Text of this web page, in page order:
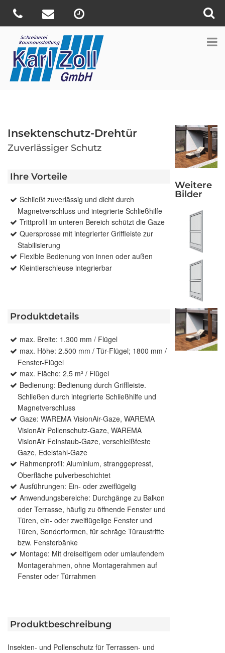
Insektenschutz-Drehtür
Zuverlässiger Schutz
Ihre Vorteile
Schließt zuverlässig und dicht durch
Magnetverschluss und integrierte Schließhilfe
Trittprofil im unteren Bereich schützt die Gaze
Quersprosse mit integrierter Griffleiste zur
Stabilisierung
Flexible Bedienung von innen oder außen
Kleintierschleuse integrierbar
Produktdetails
max. Breite: 1.300 mm / Flügel
max. Höhe: 2.500 mm / Tür-Flügel; 1800 mm /
Fenster-Flügel
max. Fläche: 2,5 m² / Flügel
Bedienung: Bedienung durch Griffleiste.
Schließen durch integrierte Schließhilfe und
Magnetverschluss
Gaze: WAREMA VisionAir-Gaze, WAREMA
VisionAir Pollenschutz-Gaze, WAREMA
VisionAir Feinstaub-Gaze, verschleißfeste
Gaze, Edelstahl-Gaze
Rahmenprofil: Aluminium, stranggepresst,
Oberfläche pulverbeschichtet
Ausführungen: Ein- oder zweiflügelig
Anwendungsbereiche: Durchgänge zu Balkon
oder Terrasse, häufig zu öffnende Fenster und
Türen, ein- oder zweiflügelige Fenster und
Türen, Sonderformen, für schräge Türaustritte
bzw. Fensterbänke
Montage: Mit dreiseitigem oder umlaufendem
Montagerahmen, ohne Montagerahmen auf
Fenster oder Türrahmen
Produktbeschreibung
Insekten- und Pollenschutz für Terrassen- und
Weitere
Bilder